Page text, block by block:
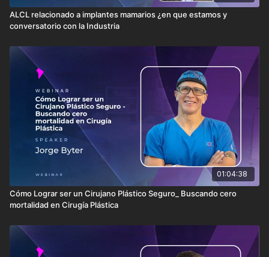
ALCL relacionado a implantes mamarios ¿en que estamos y
conversatorio con la Industria
01:04:38
Cómo Lograr ser un Cirujano Plástico Seguro_ Buscando cero
mortalidad en Cirugía Plástica